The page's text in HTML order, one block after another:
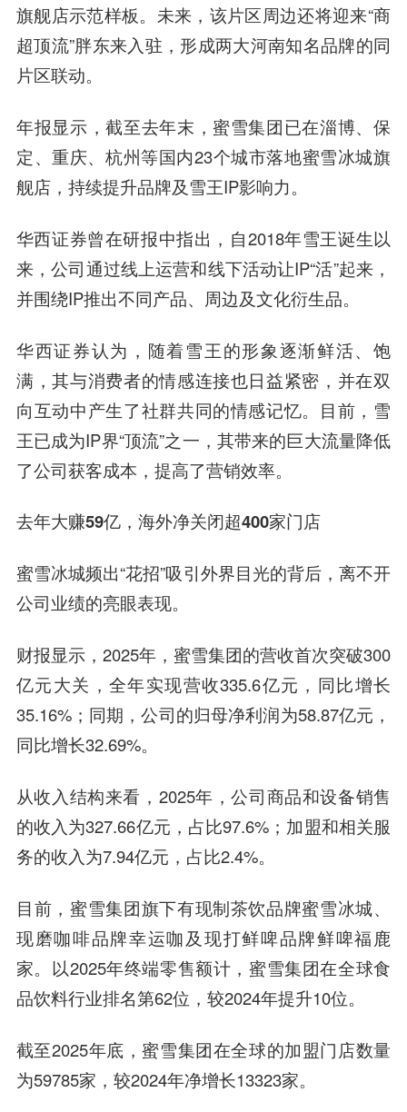
旗舰店示范样板。未来，该片区周边还将迎来“商
超顶流”胖东来入驻，形成两大河南知名品牌的同
片区联动。
年报显示，截至去年末，蜜雪集团已在淄博、保
定、重庆、杭州等国内23个城市落地蜜雪冰城旗
舰店，持续提升品牌及雪王IP影响力。
华西证券曾在研报中指出，自2018年雪王诞生以
来，公司通过线上运营和线下活动让IP“活”起来，
并围绕IP推出不同产品、周边及文化衍生品。
华西证券认为，随着雪王的形象逐渐鲜活、饱
满，其与消费者的情感连接也日益紧密，并在双
向互动中产生了社群共同的情感记忆。目前，雪
王已成为IP界“顶流”之一，其带来的巨大流量降低
了公司获客成本，提高了营销效率。
去年大赚59亿，海外净关闭超400家门店
蜜雪冰城频出“花招”吸引外界目光的背后，离不开
公司业绩的亮眼表现。
财报显示，2025年，蜜雪集团的营收首次突破300
亿元大关，全年实现营收335.6亿元，同比增长
35.16%；同期，公司的归母净利润为58.87亿元，
同比增长32.69%。
从收入结构来看，2025年，公司商品和设备销售
的收入为327.66亿元，占比97.6%；加盟和相关服
务的收入为7.94亿元，占比2.4%。
目前，蜜雪集团旗下有现制茶饮品牌蜜雪冰城、
现磨咖啡品牌幸运咖及现打鲜啤品牌鲜啤福鹿
家。以2025年终端零售额计，蜜雪集团在全球食
品饮料行业排名第62位，较2024年提升10位。
截至2025年底，蜜雪集团在全球的加盟门店数量
为59785家，较2024年净增长13323家。